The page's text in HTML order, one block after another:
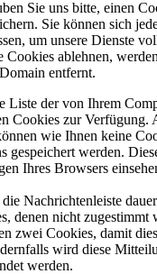
Sie uns bitte, einen
Sie können sich
um unsere Dienste
Cookies ablehnen,
entfernt.
Liste der von Ihrem
Cookies zur Verfügung.
wie Ihnen keine
gespeichert werden.
Ihres Browsers
Nachrichtenleiste
denen nicht zugestimmt
zwei Cookies, damit
wird diese
werden.